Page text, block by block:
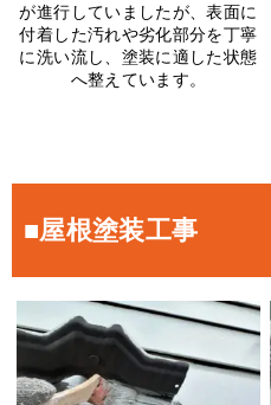
が進行していましたが、表面に
付着した汚れや劣化部分を丁寧
に洗い流し、塗装に適した状態
へ整えています。
■屋根塗装工事